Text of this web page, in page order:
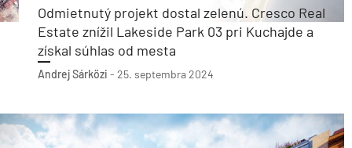
Odmietnutý projekt dostal zelenú. Cresco Real
Estate znížil Lakeside Park 03 pri Kuchajde a
získal súhlas od mesta
Andrej Sárközi - 25. septembra 2024